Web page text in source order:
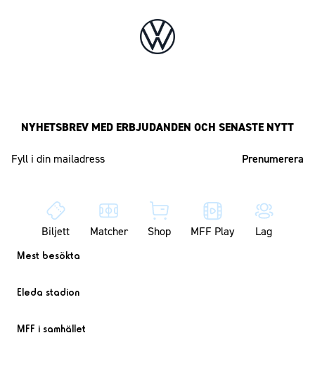
NYHETSBREV MED ERBJUDANDEN OCH SENASTE NYTT
Biljett Matcher Shop MFF Play Lag
Mest besökta
Eleda stadion
MFF i samhället